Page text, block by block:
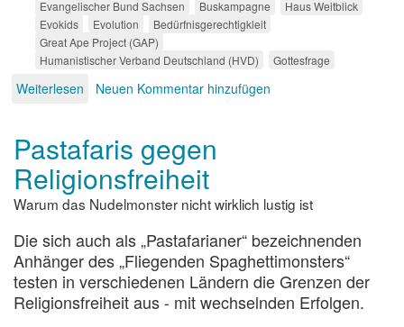
Evangelischer Bund Sachsen
Buskampagne
Haus Weitblick
Evokids
Evolution
Bedürfnisgerechtigkleit
Great Ape Project (GAP)
Humanistischer Verband Deutschland (HVD)
Gottesfrage
Weiterlesen über
Neuen Kommentar hinzufügen
Pastafaris gegen
Religionsfreiheit
Warum das Nudelmonster nicht wirklich lustig ist
Die sich auch als „Pastafarianer“ bezeichnenden
Anhänger des „Fliegenden Spaghettimonsters“
testen in verschiedenen Ländern die Grenzen der
Religionsfreiheit aus - mit wechselnden Erfolgen.